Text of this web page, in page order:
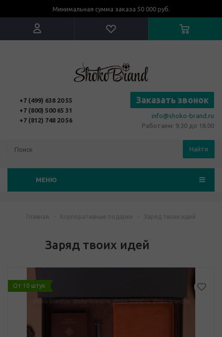
Минимальная сумма заказа 50 000 руб.
+7 (499) 638 20 55
+7 (800) 500 65 31
+7 (812) 748 20 56
Заказать звонок
info@shoko-brand.ru
Работаем: 9.30 до 18.00
Найти
МЕНЮ
Главная - Корпоративные подарки - Заряд твоих идей
Заряд твоих идей
От 10 штук